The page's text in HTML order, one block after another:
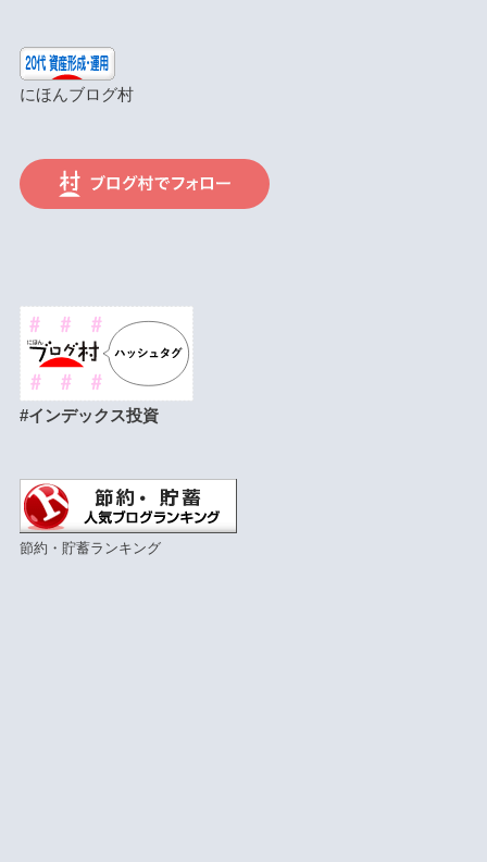
にほんブログ村
#インデックス投資
節約・貯蓄ランキング